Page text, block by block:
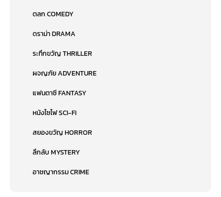
ตลก COMEDY
ดราม่า DRAMA
ระทึกขวัญ THRILLER
ผจญภัย ADVENTURE
แฟนตาซี FANTASY
หนังไซไฟ SCI-FI
สยองขวัญ HORROR
ลึกลับ MYSTERY
อาชญากรรม CRIME